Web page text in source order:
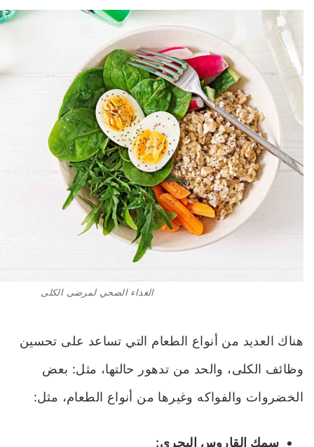
الغذاء الصحي لمرضى الكلى
هناك العديد من أنواع الطعام التي تساعد على تحسين
وظائف الكلى، والحد من تدهور حالتها، مثل: بعض
الخضروات والفواكه وغيرها من أنواع الطعام، مثل:
سمك القاروس البحري: